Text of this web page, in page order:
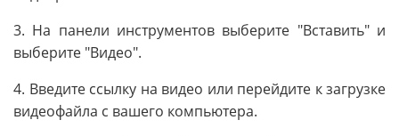
3. На панели инструментов выберите "Вставить" и
выберите "Видео".
4. Введите ссылку на видео или перейдите к загрузке
видеофайла с вашего компьютера.